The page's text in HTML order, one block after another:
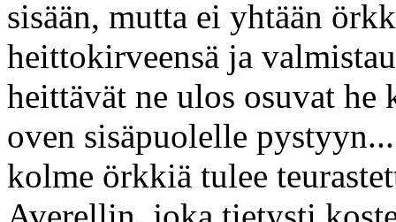
sisään, mutta ei yhtään
heittokirveensä ja
heittävät ne ulos osuvat
oven sisäpuolelle
kolme örkkiä tulee